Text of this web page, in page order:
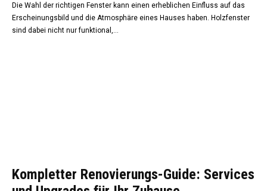
Die Wahl der richtigen Fenster kann einen erheblichen Einfluss auf das
Erscheinungsbild und die Atmosphäre eines Hauses haben. Holzfenster
sind dabei nicht nur funktional,...
Kompletter Renovierungs-Guide: Services